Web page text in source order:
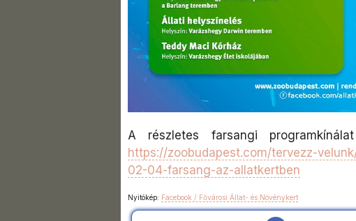
A részletes farsangi
https://zoobudapest.com/tervezz-
02-04-farsang-az-allatkertben
Nyitókép: Facebook / Fővárosi Állat- és Növénykert